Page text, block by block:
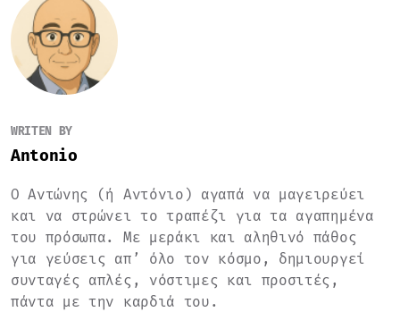
WRITEN BY
Antonio
Ο Αντώνης (ή Αντόνιο) αγαπά να μαγειρεύει
και να στρώνει το τραπέζι για τα αγαπημένα
του πρόσωπα. Με μεράκι και αληθινό πάθος
για γεύσεις απ’ όλο τον κόσμο, δημιουργεί
συνταγές απλές, νόστιμες και προσιτές,
πάντα με την καρδιά του.